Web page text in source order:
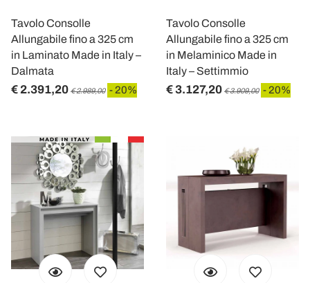
Tavolo Consolle
Allungabile fino a 325 cm
in Laminato Made in Italy –
Dalmata
€ 2.391,20 € 2.989,00 - 20%
Tavolo Consolle
Allungabile fino a 325 cm
in Melaminico Made in
Italy – Settimmio
€ 3.127,20 € 3.909,00 - 20%